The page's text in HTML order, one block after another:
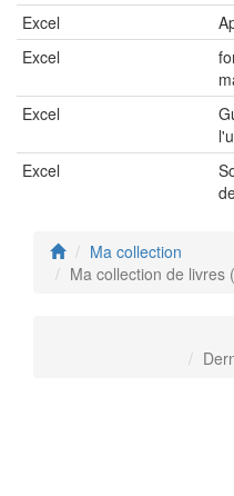
Excel
Excel
Excel
Excel
Ma collection
Ma collection de livres